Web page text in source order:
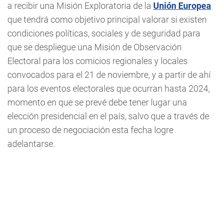
a recibir una Misión Exploratoria de la Unión Europea
que tendrá como objetivo principal valorar si existen
condiciones políticas, sociales y de seguridad para
que se despliegue una Misión de Observación
Electoral para los comicios regionales y locales
convocados para el 21 de noviembre, y a partir de ahí
para los eventos electorales que ocurran hasta 2024,
momento en que se prevé debe tener lugar una
elección presidencial en el país, salvo que a través de
un proceso de negociación esta fecha logre
adelantarse.